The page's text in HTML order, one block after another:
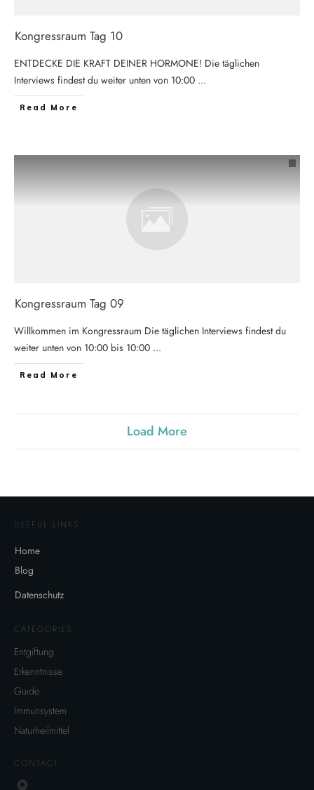
Kongressraum Tag 10
ENTDECKE DIE KRAFT DEINER HORMONE! Die täglichen
Interviews findest du weiter unten von 10:00 ...
Read More
Kongressraum Tag 09
Willkommen im Kongressraum Die täglichen Interviews findest du
weiter unten von 10:00 bis 10:00 ...
Read More
Load More
USEFUL LINKS
Home
Blog
Datenschutz
CATEGORIES
Entgiftung
Erkenntnisse
Guide
Immunsystem
Naturheilmittel
CONTACT